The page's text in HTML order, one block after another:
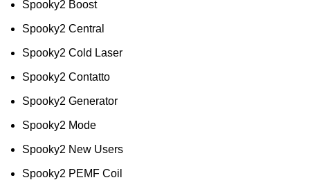
Spooky2 Boost
Spooky2 Central
Spooky2 Cold Laser
Spooky2 Contatto
Spooky2 Generator
Spooky2 Mode
Spooky2 New Users
Spooky2 PEMF Coil